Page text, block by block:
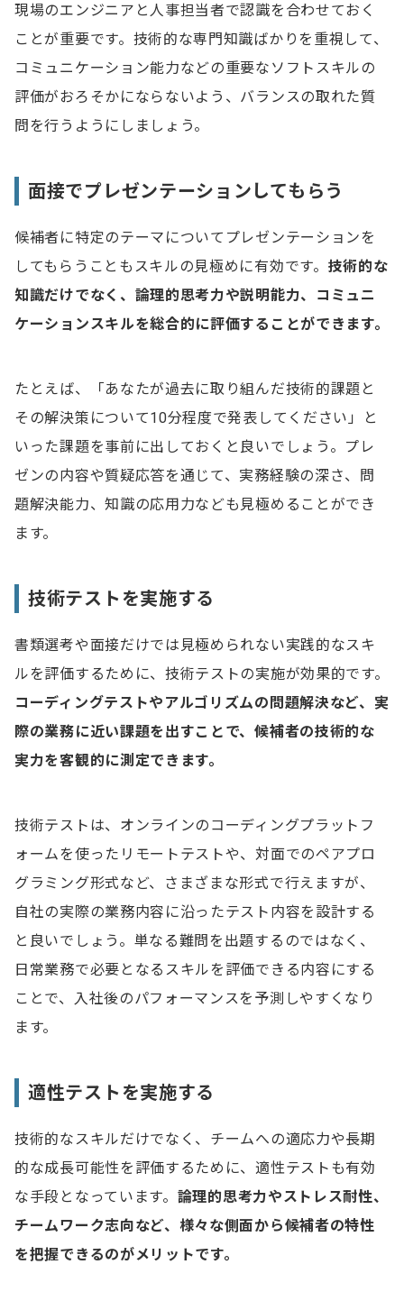
現場のエンジニアと人事担当者で認識を合わせておく
ことが重要です。技術的な専門知識ばかりを重視して、
コミュニケーション能力などの重要なソフトスキルの
評価がおろそかにならないよう、バランスの取れた質
問を行うようにしましょう。
面接でプレゼンテーションしてもらう
候補者に特定のテーマについてプレゼンテーションを
してもらうこともスキルの見極めに有効です。 技術的な
知識だけでなく、論理的思考力や説明能力、コミュニ
ケーションスキルを総合的に評価することができます。
たとえば、「あなたが過去に取り組んだ技術的課題と
その解決策について10分程度で発表してください」と
いった課題を事前に出しておくと良いでしょう。プレ
ゼンの内容や質疑応答を通じて、実務経験の深さ、問
題解決能力、知識の応用力なども見極めることができ
ます。
技術テストを実施する
書類選考や面接だけでは見極められない実践的なスキ
ルを評価するために、技術テストの実施が効果的です。
コーディングテストやアルゴリズムの問題解決など、実
際の業務に近い課題を出すことで、候補者の技術的な
実力を客観的に測定できます。
技術テストは、オンラインのコーディングプラットフ
ォームを使ったリモートテストや、対面でのペアプロ
グラミング形式など、さまざまな形式で行えますが、
自社の実際の業務内容に沿ったテスト内容を設計する
と良いでしょう。単なる難問を出題するのではなく、
日常業務で必要となるスキルを評価できる内容にする
ことで、入社後のパフォーマンスを予測しやすくなり
ます。
適性テストを実施する
技術的なスキルだけでなく、チームへの適応力や長期
的な成長可能性を評価するために、適性テストも有効
な手段となっています。 論理的思考力やストレス耐性、
チームワーク志向など、様々な側面から候補者の特性
を把握できるのがメリットです。